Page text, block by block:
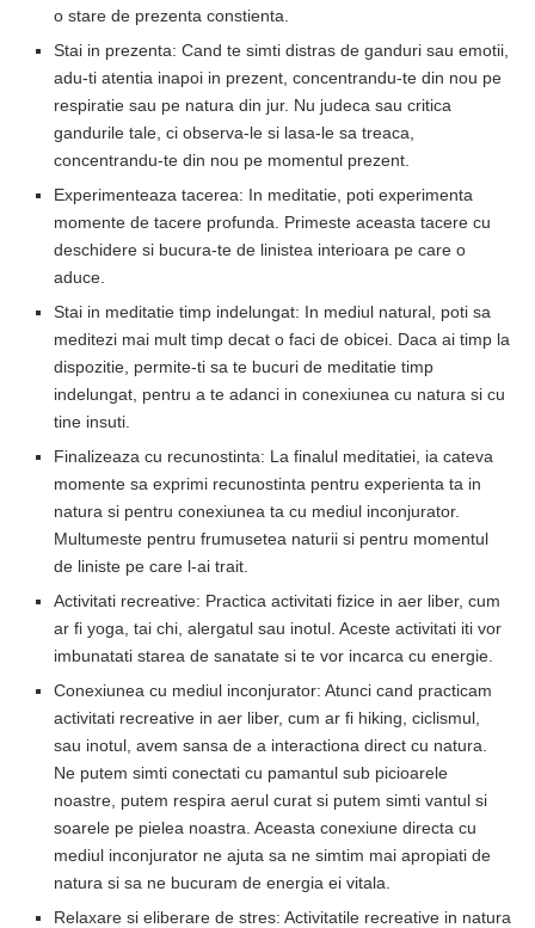
o stare de prezenta constienta.
Stai in prezenta: Cand te simti distras de ganduri sau emotii,
adu-ti atentia inapoi in prezent, concentrandu-te din nou pe
respiratie sau pe natura din jur. Nu judeca sau critica
gandurile tale, ci observa-le si lasa-le sa treaca,
concentrandu-te din nou pe momentul prezent.
Experimenteaza tacerea: In meditatie, poti experimenta
momente de tacere profunda. Primeste aceasta tacere cu
deschidere si bucura-te de linistea interioara pe care o
aduce.
Stai in meditatie timp indelungat: In mediul natural, poti sa
meditezi mai mult timp decat o faci de obicei. Daca ai timp la
dispozitie, permite-ti sa te bucuri de meditatie timp
indelungat, pentru a te adanci in conexiunea cu natura si cu
tine insuti.
Finalizeaza cu recunostinta: La finalul meditatiei, ia cateva
momente sa exprimi recunostinta pentru experienta ta in
natura si pentru conexiunea ta cu mediul inconjurator.
Multumeste pentru frumusetea naturii si pentru momentul
de liniste pe care l-ai trait.
Activitati recreative: Practica activitati fizice in aer liber, cum
ar fi yoga, tai chi, alergatul sau inotul. Aceste activitati iti vor
imbunatati starea de sanatate si te vor incarca cu energie.
Conexiunea cu mediul inconjurator: Atunci cand practicam
activitati recreative in aer liber, cum ar fi hiking, ciclismul,
sau inotul, avem sansa de a interactiona direct cu natura.
Ne putem simti conectati cu pamantul sub picioarele
noastre, putem respira aerul curat si putem simti vantul si
soarele pe pielea noastra. Aceasta conexiune directa cu
mediul inconjurator ne ajuta sa ne simtim mai apropiati de
natura si sa ne bucuram de energia ei vitala.
Relaxare si eliberare de stres: Activitatile recreative in natura